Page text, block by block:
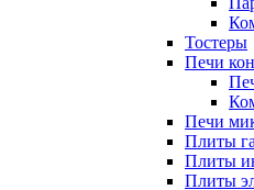
Тостеры
Печи
Печи
Плиты
Плиты
Плиты